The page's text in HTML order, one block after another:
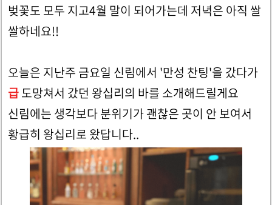
벚꽃도 모두 지고4월 말이 되어가는데 저녁은 아직 쌀
쌀하네요!!
오늘은 지난주 금요일 신림에서 '만성 찬팅'을 갔다가
급도망쳐서 갔던 왕십리의 바를 소개해드릴게요
신림에는 생각보다 분위기가 괜찮은 곳이 안 보여서
황급히 왕십리로 왔답니다..